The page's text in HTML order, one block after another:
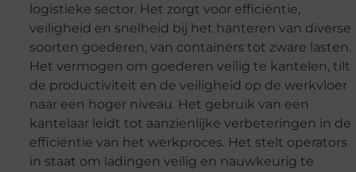
logistieke sector. Het zorgt voor efficiëntie,
veiligheid en snelheid bij het hanteren van diverse
soorten goederen, van containers tot zware lasten.
Het vermogen om goederen veilig te kantelen, tilt
de productiviteit en de veiligheid op de werkvloer
naar een hoger niveau. Het gebruik van een
kantelaar leidt tot aanzienlijke verbeteringen in de
efficiëntie van het werkproces. Het stelt operators
in staat om ladingen veilig en nauwkeurig te